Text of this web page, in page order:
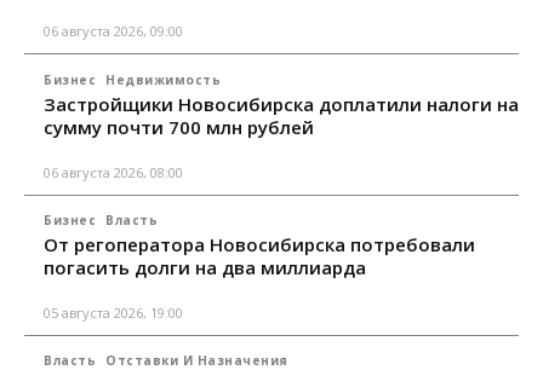
06 августа 2026, 09:00
Бизнес Недвижимость
Застройщики Новосибирска доплатили налоги на
сумму почти 700 млн рублей
06 августа 2026, 08:00
Бизнес Власть
От регоператора Новосибирска потребовали
погасить долги на два миллиарда
05 августа 2026, 19:00
Власть Отставки И Назначения